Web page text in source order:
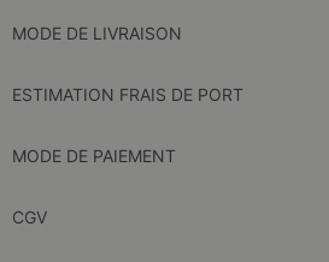
MODE DE LIVRAISON
ESTIMATION FRAIS DE PORT
MODE DE PAIEMENT
CGV